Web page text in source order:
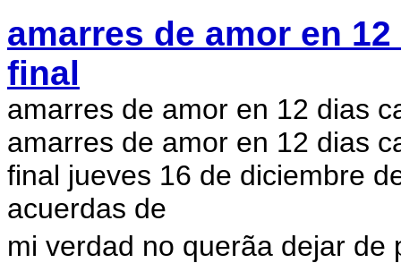
amarres de amor en
final
amarres de amor en 12 dias
amarres de amor en 12 dias
final jueves 16 de diciembre
acuerdas de
mi verdad no querã­a dejar